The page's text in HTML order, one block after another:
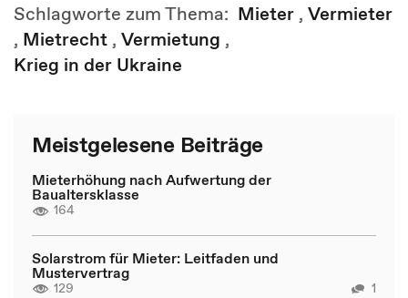
Schlagworte zum Thema: Mieter , Vermieter
, Mietrecht , Vermietung ,
Krieg in der Ukraine
Meistgelesene Beiträge
Mieterhöhung nach Aufwertung der
Baualtersklasse
164
Solarstrom für Mieter: Leitfaden und
Mustervertrag
129 1